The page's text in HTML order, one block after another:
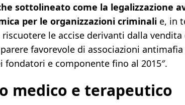
sottolineato come la legalizzazione
per le organizzazioni criminalie, in
le accise derivanti dalla
favorevole di associazioni
fondatori e componente fino al 2015″.
medico e terapeutico